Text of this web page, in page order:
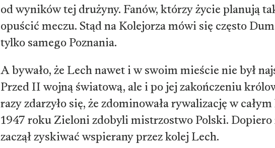
od wyników tej drużyny. Fanów, którzy życie planują
opuścić meczu. Stąd na Kolejorza mówi się często
tylko samego Poznania.
A bywało, że Lech nawet i w swoim mieście nie był
Przed II wojną światową, ale i po jej zakończeniu
razy zdarzyło się, że zdominowała rywalizację w
1947 roku Zieloni zdobyli mistrzostwo Polski. Dopiero
zaczął zyskiwać wspierany przez kolej Lech.